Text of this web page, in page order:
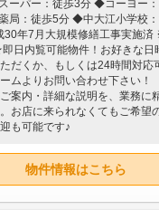
ーパー：徒歩3分 ◆コーヨー
局：徒歩5分 ◆中大江小学校
年7月大規模修繕工事実施
日内覧可能物件！お好きな日
だくか、もしくは24時間対応
ムよりお問い合わせ下さい！
案内・詳細な説明を、業務に
お店に来られなくてもご希望
も可能です♪
物件情報はこちら